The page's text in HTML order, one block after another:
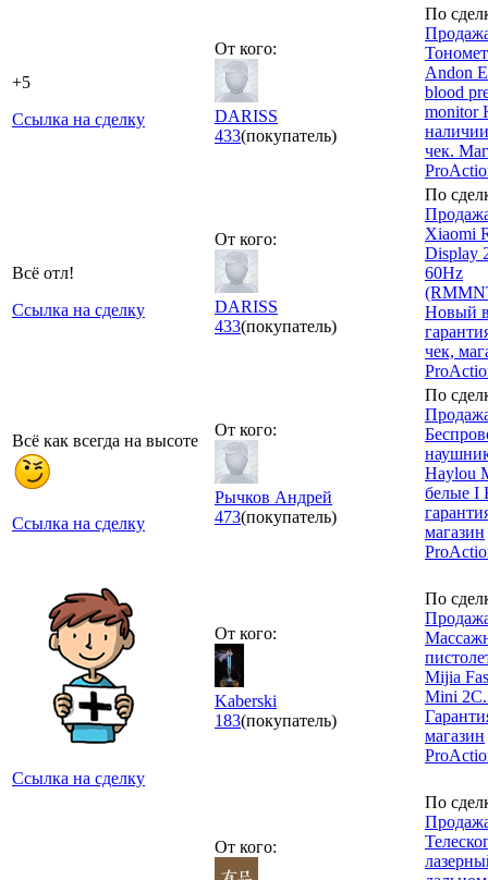
+5
Ссылка на сделку
От кого:
DARISS
433(покупатель)
По
Andon
blood
monitor
чек.
Всё отл!
Ссылка на сделку
От кого:
DARISS
433(покупатель)
По
Xiaomi
Display
60Hz
Новый
чек,
Всё как всегда на высоте
Ссылка на сделку
От кого:
Рычков Андрей
473(покупатель)
По
Haylou
белые I
магазин
Ссылка на сделку
От кого:
Kaberski
183(покупатель)
По
Mijia
Mini
магазин
От кого:
По